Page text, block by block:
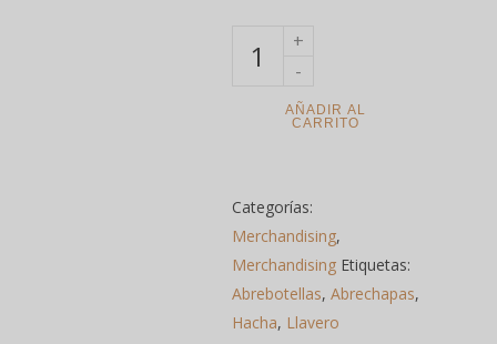
AÑADIR AL
CARRITO
Categorías:
Merchandising,
Merchandising Etiquetas:
Abrebotellas, Abrechapas,
Hacha, Llavero